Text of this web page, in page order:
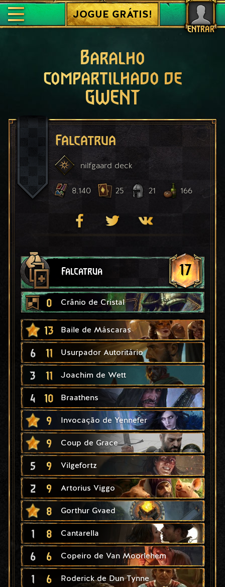
ENTRAR
JOGUE GRÁTIS!
Baralho
compartilhado de
GWENT
Falcatrua
nilfgaard deck
8.140 25 21 166
Falcatrua 17
0 Crânio de Cristal
13 Baile de Máscaras
6 11 Usurpador Autoritário
3 11 Joachim de Wett
4 10 Braathens
9 Invocação de Yennefer
9 Coup de Grace
5 9 Vilgefortz
2 9 Artorius Viggo
8 Gorthur Gvaed
1 8 Cantarella
6 6 Copeiro de Van Moorlehem
1 6 Roderick de Dun Tynne